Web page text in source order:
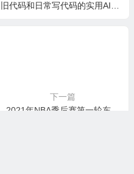
旧代码和日常写代码的实用AI小
下一篇
2021年NBA季后赛第一轮东西部球队对阵图与比赛时间